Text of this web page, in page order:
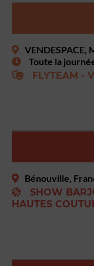
Toute la
FLYTEAM -
Bénouville,
SHOW
HAUTES